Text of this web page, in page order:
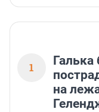
1
Галька
на